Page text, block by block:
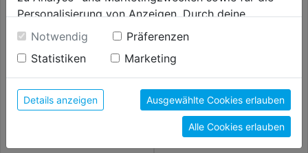
Bohrer-Set SDS-plus 3-tlg.
1000mm, DM 12/16/24mm
Bohrer-Set SDS-plus 5-tlg.
600mm, DM
10/12/16/22/25mm
29,99€
Personalisierung von Anzeigen. Durch deine
Einwilligung werden die Daten von Drittanbieter,
unter anderem auch in den USA, verarbeitet.
Durch Klick auf "Alle Cookies erlauben" stimmst du
der Verwendung aller Cookies zu. Unter "Details
anzeigen" findest du alle Infos zu den
unterschiedlichen Cookies, unter "Cookies
Konfigurieren" kannst du auswählen, welche Cookies
du zulassen möchtest und welche nicht.
Notwendig
Präferenzen
Statistiken
Marketing
Details anzeigen Ausgewählte Cookies erlauben
Alle Cookies erlauben